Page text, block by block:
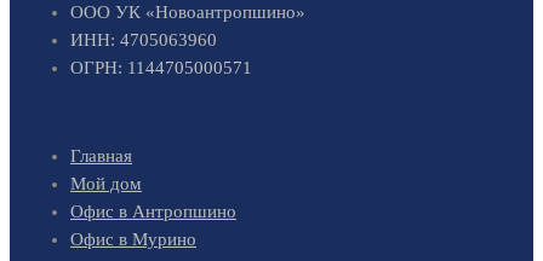
ООО УК «Новоантропшино»
ИНН: 4705063960
ОГРН: 1144705000571
Главная
Мой дом
Офис в Антропшино
Офис в Мурино